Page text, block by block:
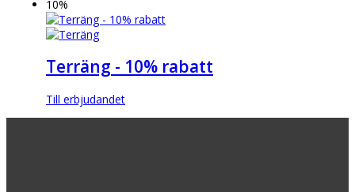
10%
Terräng - 10% rabatt
Till erbjudandet